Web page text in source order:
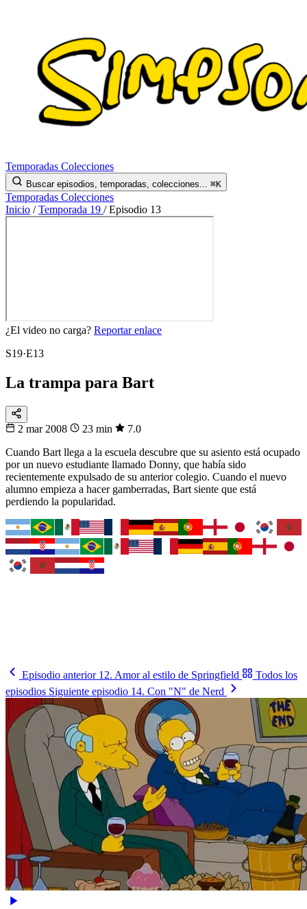
Temporadas Colecciones
Buscar episodios, temporadas, colecciones... ⌘K
Temporadas Colecciones
Inicio / Temporada 19 / Episodio 13
¿El video no carga? Reportar enlace
S19·E13
La trampa para Bart
2 mar 2008 23 min
7.0
Cuando Bart llega a la escuela descubre que su asiento está ocupado
por un nuevo estudiante llamado Donny, que había sido
recientemente expulsado de su anterior colegio. Cuando el nuevo
alumno empieza a hacer gamberradas, Bart siente que está
perdiendo la popularidad.
Episodio anterior 12. Amor al estilo de Springfield
Todos los
episodios Siguiente episodio 14. Con "N" de Nerd